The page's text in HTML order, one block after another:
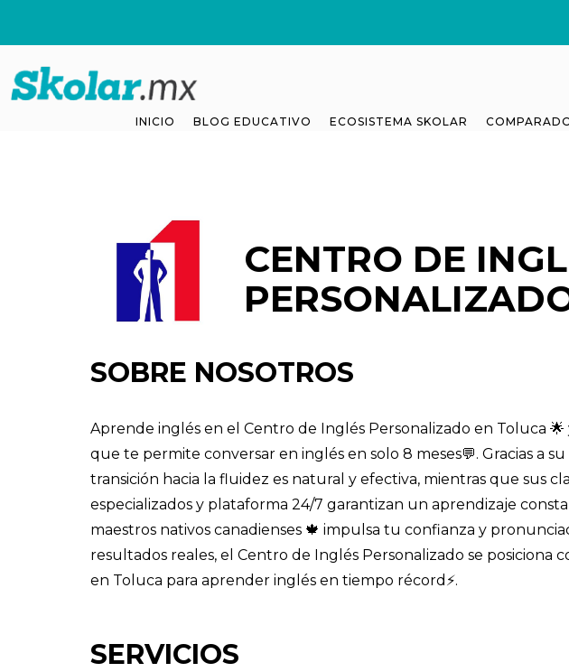
INICIO BLOG EDUCATIVO ECOSISTEMA SKOLAR
CENTRO DE
SOBRE NOSOTROS
Aprende inglés en el Centro de Inglés Personalizado en Toluca
que te permite conversar en inglés en solo 8 meses💬. Gracias a
transición hacia la fluidez es natural y efectiva, mientras que sus
especializados y plataforma 24/7 garantizan un aprendizaje
maestros nativos canadienses 🍁 impulsa tu confianza y
resultados reales, el Centro de Inglés Personalizado se posiciona
en Toluca para aprender inglés en tiempo récord⚡.
SERVICIOS